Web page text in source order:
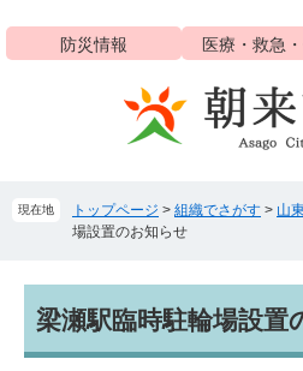
ジ
ュ
防災情報 医療・救急
現在地 トップページ > 組織でさがす > 山
場設置のお知らせ
文梁瀬駅臨時駐輪場設置